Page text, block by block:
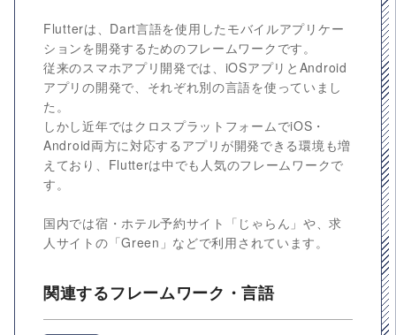
Flutterは、Dart言語を使用したモバイルアプリケー
ションを開発するためのフレームワークです。
従来のスマホアプリ開発では、iOSアプリとAndroid
アプリの開発で、それぞれ別の言語を使っていまし
た。
しかし近年ではクロスプラットフォームでiOS・
Android両方に対応するアプリが開発できる環境も増
えており、Flutterは中でも人気のフレームワークで
す。
国内では宿・ホテル予約サイト「じゃらん」や、求
人サイトの「Green」などで利用されています。
関連するフレームワーク・言語